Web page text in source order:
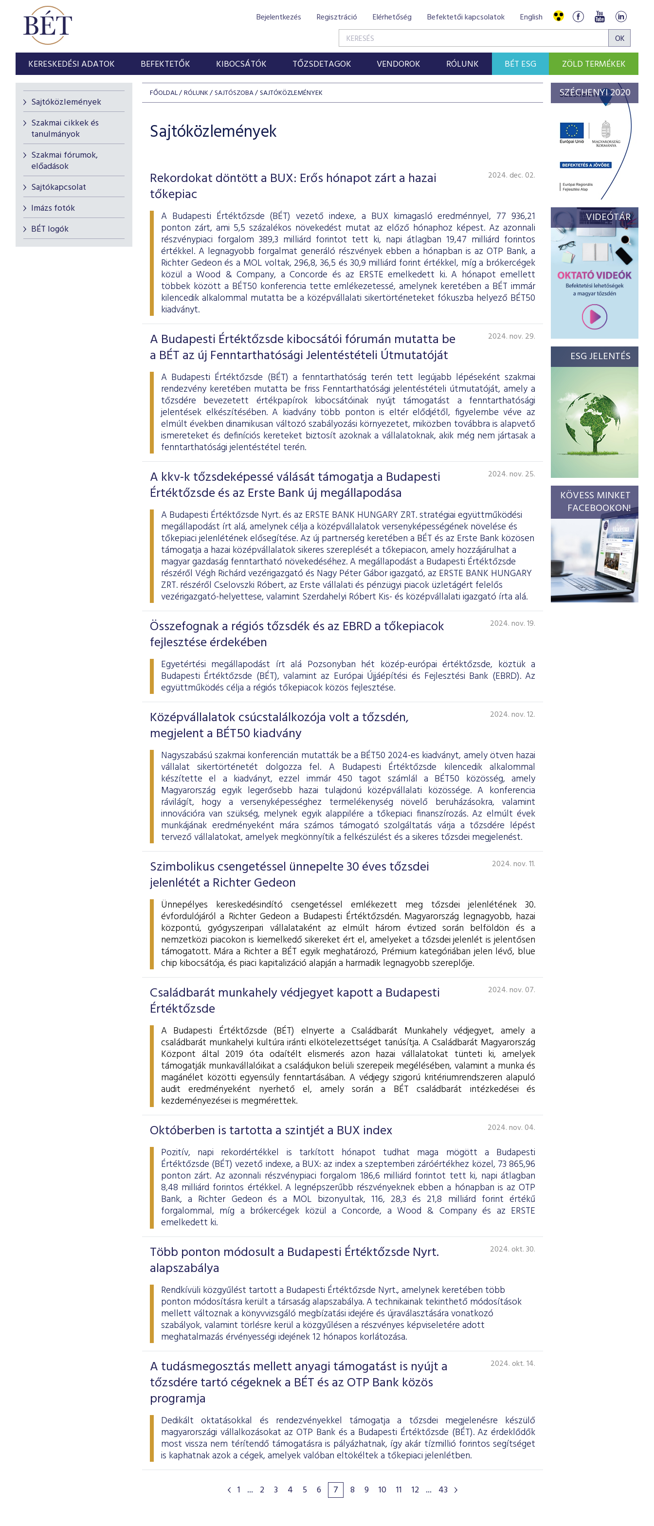
Bejelentkezés Regisztráció Elérhetőség Befektetői kapcsolatok English
KERESKEDÉSI ADATOK BEFEKTETŐK KIBOCSÁTÓK TŐZSDETAGOK VENDOROK RÓLUNK BÉT ESG ZÖLD TERMÉKEK
Sajtóközlemények
Szakmai cikkek és
tanulmányok
Szakmai fórumok,
előadások
Sajtókapcsolat
Imázs fotók
BÉT logók
FŐOLDAL RÓLUNK SAJTÓSZOBA SAJTÓKÖZLEMÉNYEK
Sajtóközlemények
Rekordokat döntött a BUX: Erős hónapot zárt a hazai
tőkepiac
2024. dec. 02.
A Budapesti Értéktőzsde (BÉT) vezető indexe, a BUX kimagasló eredménnyel, 77 936,21
ponton zárt, ami 5,5 százalékos növekedést mutat az előző hónaphoz képest. Az azonnali
részvénypiaci forgalom 389,3 milliárd forintot tett ki, napi átlagban 19,47 milliárd forintos
értékkel. A legnagyobb forgalmat generáló részvények ebben a hónapban is az OTP Bank, a
Richter Gedeon és a MOL voltak, 296,8, 36,5 és 30,9 milliárd forint értékkel, míg a brókercégek
közül a Wood & Company, a Concorde és az ERSTE emelkedett ki. A hónapot emellett
többek között a BÉT50 konferencia tette emlékezetessé, amelynek keretében a BÉT immár
kilencedik alkalommal mutatta be a középvállalati sikertörténeteket fókuszba helyező BÉT50
kiadványt.
A Budapesti Értéktőzsde kibocsátói fórumán mutatta be
a BÉT az új Fenntarthatósági Jelentéstételi Útmutatóját
2024. nov. 29.
A Budapesti Értéktőzsde (BÉT) a fenntarthatóság terén tett legújabb lépéseként szakmai
rendezvény keretében mutatta be friss Fenntarthatósági jelentéstételi útmutatóját, amely a
tőzsdére bevezetett értékpapírok kibocsátóinak nyújt támogatást a fenntarthatósági
jelentések elkészítésében. A kiadvány több ponton is eltér elődjétől, figyelembe véve az
elmúlt években dinamikusan változó szabályozási környezetet, miközben továbbra is alapvető
ismereteket és definíciós kereteket biztosít azoknak a vállalatoknak, akik még nem jártasak a
fenntarthatósági jelentéstétel terén.
A kkv-k tőzsdeképessé válását támogatja a Budapesti
Értéktőzsde és az Erste Bank új megállapodása
2024. nov. 25.
A Budapesti Értéktőzsde Nyrt. és az ERSTE BANK HUNGARY ZRT. stratégiai együttműködési
megállapodást írt alá, amelynek célja a középvállalatok versenyképességének növelése és
tőkepiaci jelenlétének elősegítése. Az új partnerség keretében a BÉT és az Erste Bank közösen
támogatja a hazai középvállalatok sikeres szereplését a tőkepiacon, amely hozzájárulhat a
magyar gazdaság fenntartható növekedéséhez. A megállapodást a Budapesti Értéktőzsde
részéről Végh Richárd vezérigazgató és Nagy Péter Gábor igazgató, az ERSTE BANK HUNGARY
ZRT. részéről Cselovszki Róbert, az Erste vállalati és pénzügyi piacok üzletágért felelős
vezérigazgató-helyettese, valamint Szerdahelyi Róbert Kis- és középvállalati igazgató írta alá.
Összefognak a régiós tőzsdék és az EBRD a tőkepiacok
fejlesztése érdekében
2024. nov. 19.
Egyetértési megállapodást írt alá Pozsonyban hét közép-európai értéktőzsde, köztük a
Budapesti Értéktőzsde (BÉT), valamint az Európai Újjáépítési és Fejlesztési Bank (EBRD). Az
együttműködés célja a régiós tőkepiacok közös fejlesztése.
Középvállalatok csúcstalálkozója volt a tőzsdén,
megjelent a BÉT50 kiadvány
2024. nov. 12.
Nagyszabású szakmai konferencián mutatták be a BÉT50 2024-es kiadványt, amely ötven hazai
vállalat sikertörténetét dolgozza fel. A Budapesti Értéktőzsde kilencedik alkalommal
készítette el a kiadványt, ezzel immár 450 tagot számlál a BÉT50 közösség, amely
Magyarország egyik legerősebb hazai tulajdonú középvállalati közössége. A konferencia
rávilágít, hogy a versenyképességhez termelékenység növelő beruházásokra, valamint
innovációra van szükség, melynek egyik alappilére a tőkepiaci finanszírozás. Az elmúlt évek
munkájának eredményeként mára számos támogató szolgáltatás várja a tőzsdére lépést
tervező vállalatokat, amelyek megkönnyítik a felkészülést és a sikeres tőzsdei megjelenést.
Szimbolikus csengetéssel ünnepelte 30 éves tőzsdei
jelenlétét a Richter Gedeon
2024. nov. 11.
Ünnepélyes kereskedésindító csengetéssel emlékezett meg tőzsdei jelenlétének 30.
évfordulójáról a Richter Gedeon a Budapesti Értéktőzsdén. Magyarország legnagyobb, hazai
központú, gyógyszeripari vállalataként az elmúlt három évtized során belföldön és a
nemzetközi piacokon is kiemelkedő sikereket ért el, amelyeket a tőzsdei jelenlét is jelentősen
támogatott. Mára a Richter a BÉT egyik meghatározó, Prémium kategóriában jelen lévő, blue
chip kibocsátója, és piaci kapitalizáció alapján a harmadik legnagyobb szereplője.
Családbarát munkahely védjegyet kapott a Budapesti
Értéktőzsde
2024. nov. 07.
A Budapesti Értéktőzsde (BÉT) elnyerte a Családbarát Munkahely védjegyet, amely a
családbarát munkahelyi kultúra iránti elkötelezettséget tanúsítja. A Családbarát Magyarország
Központ által 2019 óta odaítélt elismerés azon hazai vállalatokat tünteti ki, amelyek
támogatják munkavállalóikat a családjukon belüli szerepeik megélésében, valamint a munka és
magánélet közötti egyensúly fenntartásában. A védjegy szigorú kritériumrendszeren alapuló
audit eredményeként nyerhető el, amely során a BÉT családbarát intézkedései és
kezdeményezései is megmérettek.
Októberben is tartotta a szintjét a BUX index 2024. nov. 04.
Pozitív, napi rekordértékkel is tarkított hónapot tudhat maga mögött a Budapesti
Értéktőzsde (BÉT) vezető indexe, a BUX: az index a szeptemberi záróértékhez közel, 73 865,96
ponton zárt. Az azonnali részvénypiaci forgalom 186,6 milliárd forintot tett ki, napi átlagban
8,48 milliárd forintos értékkel. A legnépszerűbb részvényeknek ebben a hónapban is az OTP
Bank, a Richter Gedeon és a MOL bizonyultak, 116, 28,3 és 21,8 milliárd forint értékű
forgalommal, míg a brókercégek közül a Concorde, a Wood & Company és az ERSTE
emelkedett ki.
Több ponton módosult a Budapesti Értéktőzsde Nyrt.
alapszabálya
2024. okt. 30.
Rendkívüli közgyűlést tartott a Budapesti Értéktőzsde Nyrt., amelynek keretében több
ponton módosításra került a társaság alapszabálya. A technikainak tekinthető módosítások
mellett változnak a könyvvizsgáló megbízatási idejére és újraválasztására vonatkozó
szabályok, valamint törlésre kerül a közgyűlésen a részvényes képviseletére adott
meghatalmazás érvényességi idejének 12 hónapos korlátozása.
A tudásmegosztás mellett anyagi támogatást is nyújt a
tőzsdére tartó cégeknek a BÉT és az OTP Bank közös
programja
2024. okt. 14.
Dedikált oktatásokkal és rendezvényekkel támogatja a tőzsdei megjelenésre készülő
magyarországi vállalkozásokat az OTP Bank és a Budapesti Értéktőzsde (BÉT). Az érdeklődők
most vissza nem térítendő támogatásra is pályázhatnak, így akár tízmillió forintos segítséget
is kaphatnak azok a cégek, amelyek valóban eltökéltek a tőkepiaci jelenlétben.
1 ... 2 3 4 5 6 7 8 9 10 11 12 ... 43
SZÉCHENYI 2020
VIDEÓTÁR
ESG JELENTÉS
KÖVESS MINKET
FACEBOOKON!